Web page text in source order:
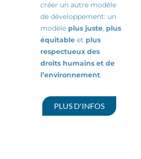
créer un autre modèle
de développement: un
modèle plus juste, plus
équitable et plus
respectueux des
droits humains et de
l’environnement.
PLUS D'INFOS